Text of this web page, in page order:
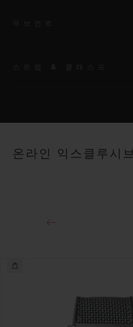
약 48시간
스트랩
온라인 익스클루시브